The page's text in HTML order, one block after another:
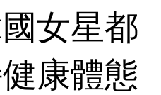
女星都
康體態